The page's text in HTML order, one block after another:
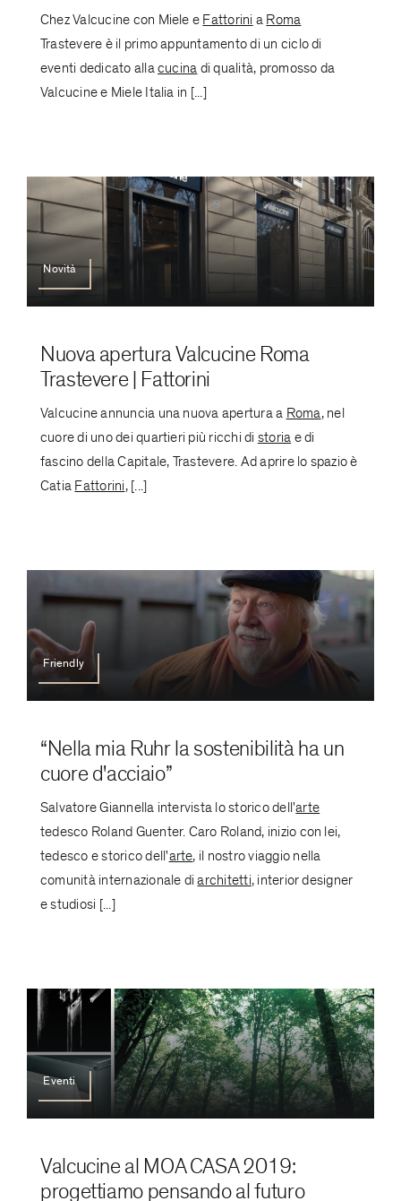
Chez Valcucine con Miele e Fattorini a Roma
Trastevere è il primo appuntamento di un ciclo di
eventi dedicato allacucina di qualità, promosso da
Valcucine e Miele Italia in [...]
Novità
Nuova apertura Valcucine Roma
Trastevere | Fattorini
Valcucine annuncia una nuova apertura a Roma, nel
cuore di uno dei quartieri più ricchi di storia e di
fascino della Capitale, Trastevere. Ad aprire lo spazio è
Catia Fattorini, [...]
Friendly
“Nella mia Ruhr la sostenibilità ha un
cuore d'acciaio”
Salvatore Giannella intervista lo storico dell'arte
tedesco Roland Guenter. Caro Roland, inizio con lei,
tedesco e storico dell'arte, il nostro viaggio nella
comunità internazionale diarchitetti, interior designer
e studiosi [...]
Eventi
Valcucine al MOA CASA 2019:
progettiamo pensando al futuro